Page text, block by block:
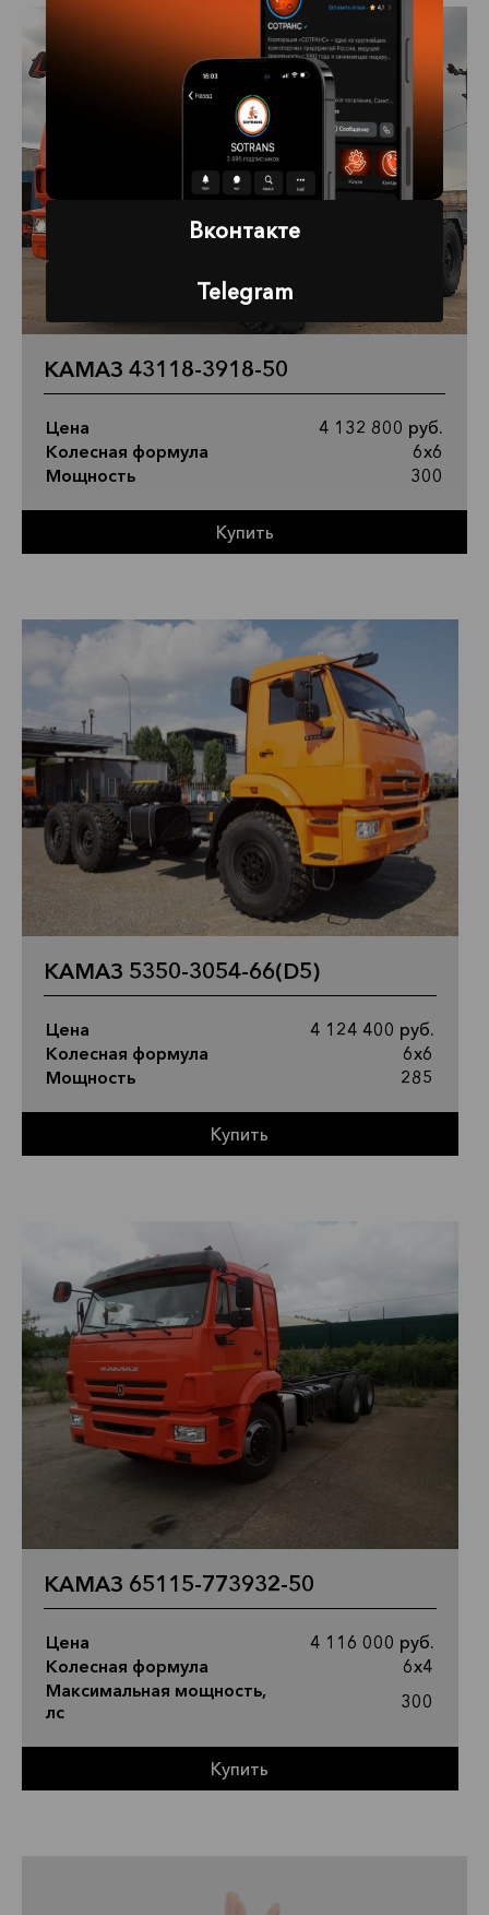
КАМАЗ 43118-3918-50
Цена
4 132 800 руб.
Колесная формула
6х6
Мощность
300
Купить
КАМАЗ 5350-3054-66(D5)
Цена
4 124 400 руб.
Колесная формула
6х6
Мощность
285
Купить
КАМАЗ 65115-773932-50
Цена
4 116 000 руб.
Колесная формула
6х4
Максимальная мощность,
лс
300
Купить
Вконтакте
Telegram